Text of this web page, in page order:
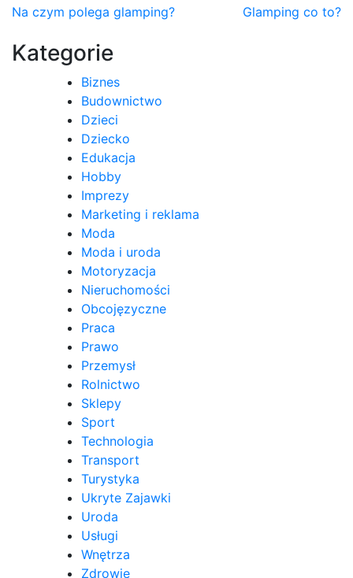
Nawigacja
wpisu
Na czym polega glamping? Glamping co to?
Kategorie
Biznes
Budownictwo
Dzieci
Dziecko
Edukacja
Hobby
Imprezy
Marketing i reklama
Moda
Moda i uroda
Motoryzacja
Nieruchomości
Obcojęzyczne
Praca
Prawo
Przemysł
Rolnictwo
Sklepy
Sport
Technologia
Transport
Turystyka
Ukryte Zajawki
Uroda
Usługi
Wnętrza
Zdrowie